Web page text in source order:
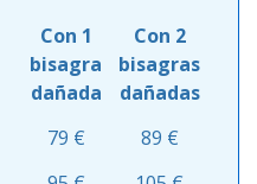
Con 1
bisagra
dañada
Con 2
bisagras
dañadas
79 €
89 €